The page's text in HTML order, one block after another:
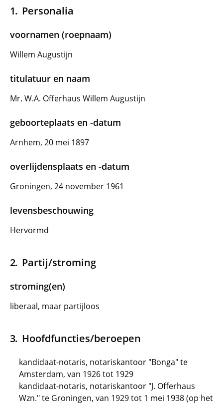
Personalia
voornamen (roepnaam)
Willem Augustijn
titulatuur en naam
Mr. W.A. Offerhaus Willem Augustijn
geboorteplaats en -datum
Arnhem, 20 mei 1897
overlijdensplaats en -datum
Groningen, 24 november 1961
levensbeschouwing
Hervormd
Partij/stroming
stroming(en)
liberaal, maar partijloos
Hoofdfuncties/beroepen
kandidaat-notaris, notariskantoor "Bonga" te
Amsterdam, van 1926 tot 1929
kandidaat-notaris, notariskantoor "J. Offerhaus
Wzn." te Groningen, van 1929 tot 1 mei 1938 (op het